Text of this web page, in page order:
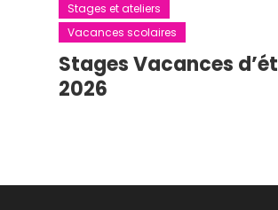
Stages et ateliers
Vacances scolaires
Stages Vacances
2026